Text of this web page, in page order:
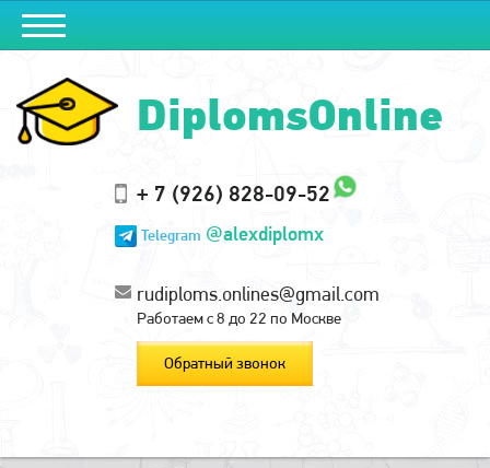
DiplomsOnline
+ 7 (926) 828-09-52
Telegram @alexdiplomx
rudiploms.onlines@gmail.com
Работаем с 8 до 22 по Москве
Обратный звонок